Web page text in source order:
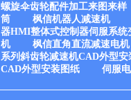
螺旋伞齿轮配件加工来图来样
筒
枫信机器人减速机
器HMI整体式控制器伺服系统
机
枫信直角直流减速电机
系列斜齿轮减速机CAD外型安
CAD外型安装图纸
伺服